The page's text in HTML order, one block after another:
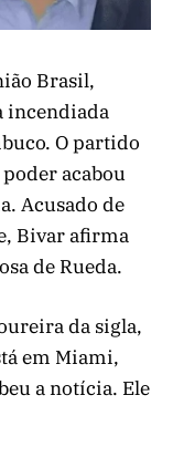
Brasil,
incendiada
O partido
acabou
Acusado de
Bivar afirma
de Rueda.
da sigla,
em Miami,
a notícia. Ele